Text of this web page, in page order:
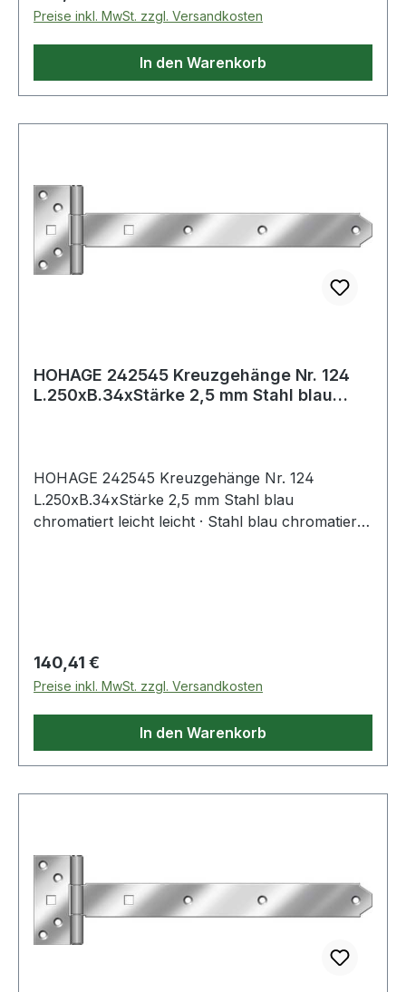
Preise inkl. MwSt. zzgl. Versandkosten
In den Warenkorb
HOHAGE 242545 Kreuzgehänge Nr. 124
L.250xB.34xStärke 2,5 mm Stahl blau
HOHAGE 242545 Kreuzgehänge Nr. 124
L.250xB.34xStärke 2,5 mm Stahl blau
chromatiert leicht leicht · Stahl blau chromatiert
Regulärer Preis:
140,41 €
Preise inkl. MwSt. zzgl. Versandkosten
In den Warenkorb